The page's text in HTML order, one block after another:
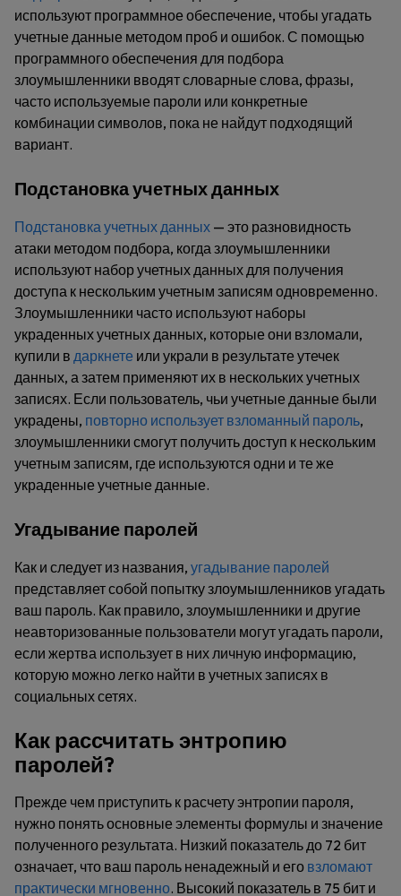
используют программное обеспечение, чтобы угадать
учетные данные методом проб и ошибок. С помощью
программного обеспечения для подбора
злоумышленники вводят словарные слова, фразы,
часто используемые пароли или конкретные
комбинации символов, пока не найдут подходящий
вариант.
Подстановка учетных данных
Подстановка учетных данных — это разновидность
атаки методом подбора, когда злоумышленники
используют набор учетных данных для получения
доступа к нескольким учетным записям одновременно.
Злоумышленники часто используют наборы
украденных учетных данных, которые они взломали,
купили в даркнете или украли в результате утечек
данных, а затем применяют их в нескольких учетных
записях. Если пользователь, чьи учетные данные были
украдены, повторно использует взломанный пароль,
злоумышленники смогут получить доступ к нескольким
учетным записям, где используются одни и те же
украденные учетные данные.
Угадывание паролей
Как и следует из названия, угадывание паролей
представляет собой попытку злоумышленников угадать
ваш пароль. Как правило, злоумышленники и другие
неавторизованные пользователи могут угадать пароли,
если жертва использует в них личную информацию,
которую можно легко найти в учетных записях в
социальных сетях.
Как рассчитать энтропию
паролей?
Прежде чем приступить к расчету энтропии пароля,
нужно понять основные элементы формулы и значение
полученного результата. Низкий показатель до 72 бит
означает, что ваш пароль ненадежный и его взломают
практически мгновенно. Высокий показатель в 75 бит и